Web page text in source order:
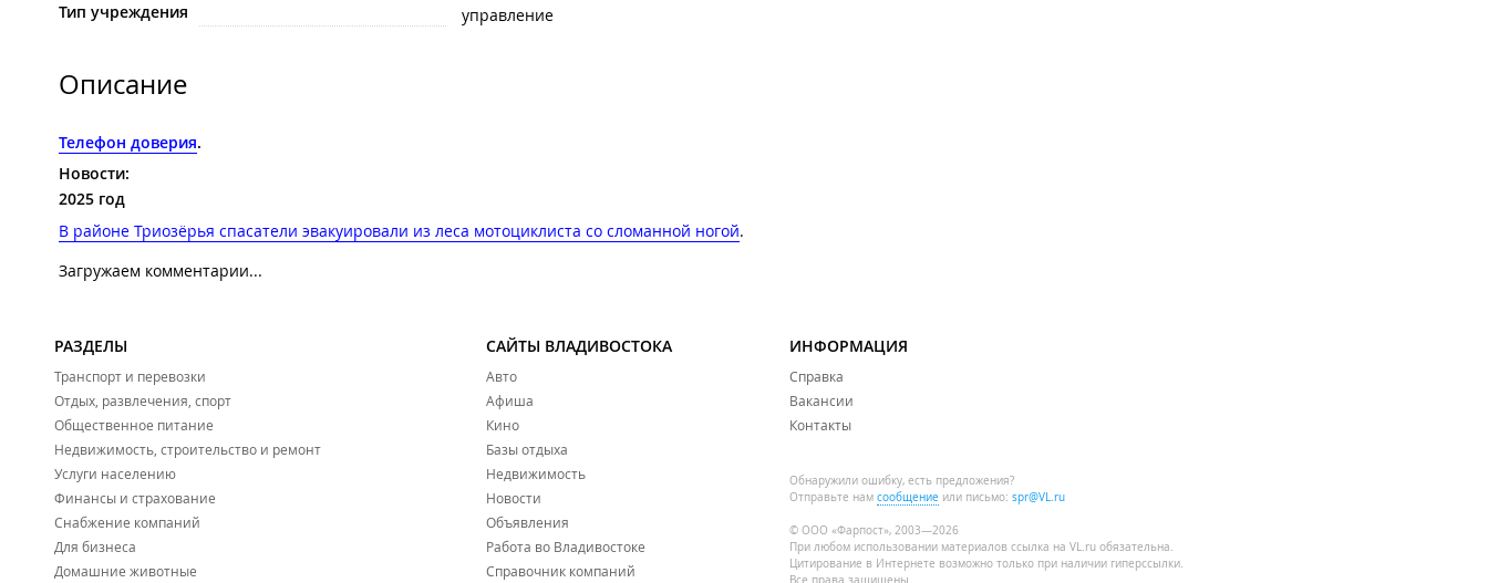
Тип учреждения
управление
Описание
Телефон доверия.
Новости:
2025 год
В районе Триозёрья спасатели эвакуировали из леса мотоциклиста со сломанной ногой.
Загружаем комментарии...
РАЗДЕЛЫ
Транспорт и перевозки
Отдых, развлечения, спорт
Общественное питание
Недвижимость, строительство и ремонт
Услуги населению
Финансы и страхование
Снабжение компаний
Для бизнеса
Домашние животные
САЙТЫ ВЛАДИВОСТОКА
Авто
Афиша
Кино
Базы отдыха
Недвижимость
Новости
Объявления
Работа во Владивостоке
Справочник компаний
ИНФОРМАЦИЯ
Справка
Вакансии
Контакты
Обнаружили ошибку, есть предложения?
Отправьте нам сообщение или письмо: spr@VL.ru
© ООО «Фарпост», 2003—2026
При любом использовании материалов ссылка на VL.ru обязательна.
Цитирование в Интернете возможно только при наличии гиперссылки.